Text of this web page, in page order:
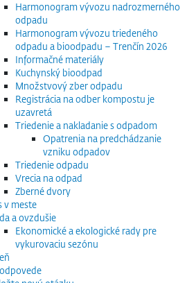
Harmonogram vývozu nadrozmerného
odpadu
Harmonogram vývozu triedeného
odpadu a bioodpadu – Trenčín 2026
Informačné materiály
Kuchynský bioodpad
Množstvový zber odpadu
Registrácia na odber kompostu je
uzavretá
Triedenie a nakladanie s odpadom
Opatrenia na predchádzanie
vzniku odpadov
Triedenie odpadu
Vrecia na odpad
Zberné dvory
v meste
a ovzdušie
Ekonomické a ekologické rady pre
vykurovaciu sezónu